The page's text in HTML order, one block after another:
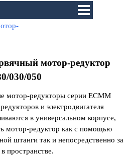
мотор-редуктор
030/050
мотор-редукторы серии ЕСММ
и электродвигателя
в универсальном корпусе,
мотор-редуктор как с помощью
штанги так и непосредственно за
пространстве.